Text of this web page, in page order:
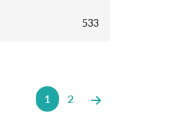
533
1 2